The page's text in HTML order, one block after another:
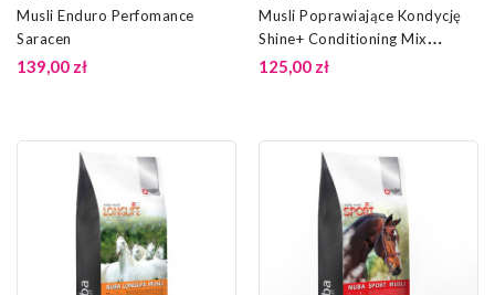
Musli Enduro Perfomance
Saracen
139,00 zł
Musli Poprawiające Kondycję
Shine+ Conditioning Mix
Spillers
125,00 zł